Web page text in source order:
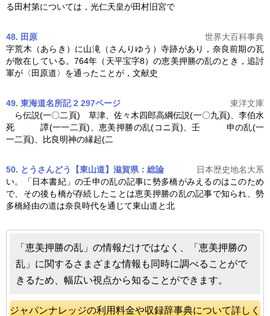
る田村第については，光仁天皇が田村旧宮で
48. 田原
世界大百科事典
字荒木（あらき）に山滝（さんりゆう）寺跡があり，奈良前期の瓦
が散在している。764年（天平宝字8）の恵美押勝の乱のとき，追討
軍が〈田原道〉を通ったことが，文献史
49. 東海道名所記 2 297ページ
東洋文庫
ら伝説(一〇二頁) 草津、佐々木四郎高綱伝説(一〇九頁)、李伯水
死 譚(一一二頁)、恵美押勝の乱(コニ頁)、壬 申の乱(一
一二頁)、比良明神の縁起(二
50. とうさんどう【東山道】滋賀県：総論
日本歴史地名大系
い。「日本書紀」の壬申の乱の記事に勢多橋がみえるのはこのため
で、その後も橋が存続したことは恵美押勝の乱の記事で知られ、勢
多橋経由の道は奈良時代を通じて東山道と北
「恵美押勝の乱」の情報だけではなく、「恵美押勝の
乱」に関するさまざまな情報も同時に調べることがで
きるため、幅広い視点から知ることができます。
ジャパンナレッジの利用料金や収録辞事典について詳しく